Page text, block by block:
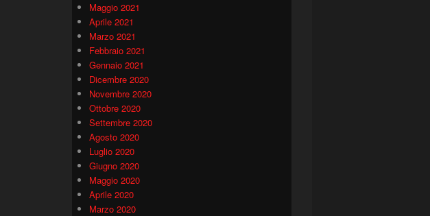
Maggio 2021
Aprile 2021
Marzo 2021
Febbraio 2021
Gennaio 2021
Dicembre 2020
Novembre 2020
Ottobre 2020
Settembre 2020
Agosto 2020
Luglio 2020
Giugno 2020
Maggio 2020
Aprile 2020
Marzo 2020